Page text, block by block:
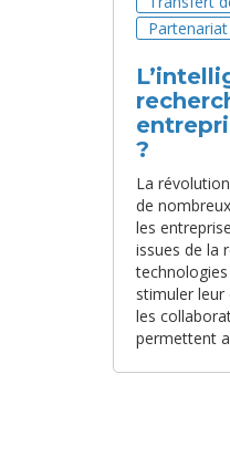
?
La
de
les
issues de la
stimuler
les
permettent